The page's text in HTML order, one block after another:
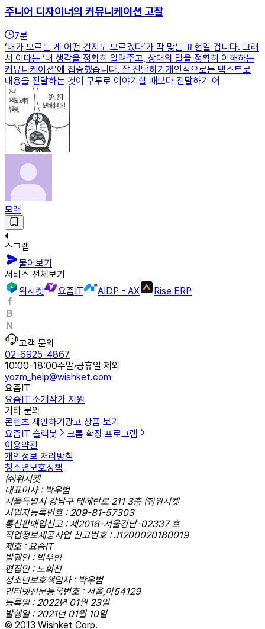
주니어 디자이너의 커뮤니케이션 고찰
7분
‘내가 모르는 게 어떤 건지도 모르겠다’가 딱 맞는 표현일 겁니다. 그래
서 이때는 ‘내 생각을 정확히 알려주고, 상대의 말을 정확히 이해하는
커뮤니케이션’에 집중했습니다. 잘 전달하기개인적으로는 텍스트로
내용을 전달하는 것이 구두로 이야기할 때보다 전달하기 어
모래
스크랩
물어보기
서비스 전체보기
위시켓
요즘IT AIDP - AX Rise ERP
고객 문의
02-6925-4867
10:00-18:00주말·공휴일 제외
yozm_help@wishket.com
요즘IT
요즘IT 소개작가 지원
기타 문의
콘텐츠 제안하기 광고 상품 보기
요즘IT 슬랙봇
크롬 확장 프로그램
이용약관
개인정보 처리방침
청소년보호정책
㈜위시켓
대표이사 : 박우범
서울특별시 강남구 테헤란로 211 3층 ㈜위시켓
사업자등록번호 : 209-81-57303
통신판매업신고 : 제2018-서울강남-02337 호
직업정보제공사업 신고번호 : J1200020180019
제호 : 요즘IT
발행인 : 박우범
편집인 : 노희선
청소년보호책임자 : 박우범
인터넷신문등록번호 : 서울,아54129
등록일 : 2022년 01월 23일
발행일 : 2021년 01월 10일
© 2013 Wishket Corp.